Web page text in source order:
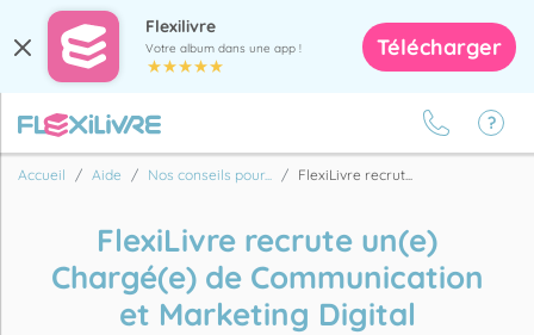
Flexilivre
Votre album dans une app ! Télécharger
Accueil Aide Nos conseils pour... FlexiLivre recrut...
FlexiLivre recrute un(e)
Chargé(e) de Communication
et Marketing Digital